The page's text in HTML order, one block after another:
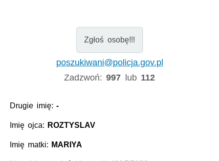
Zgłoś osobę!!!
poszukiwani@policja.gov.pl
Zadzwoń:997 lub 112
Drugie imię:-
Imię ojca: ROZTYSLAV
Imię matki: MARIYA